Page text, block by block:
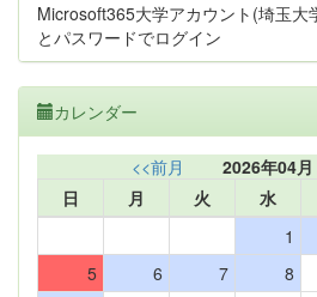
Microsoft365大学アカウント(埼玉大
とパスワードでログイン
カレンダー
<<前月 2026年04月
日
月 火 水
1
5
6 7 8